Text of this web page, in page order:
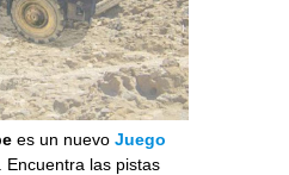
es un nuevo Juego
. Encuentra las pistas